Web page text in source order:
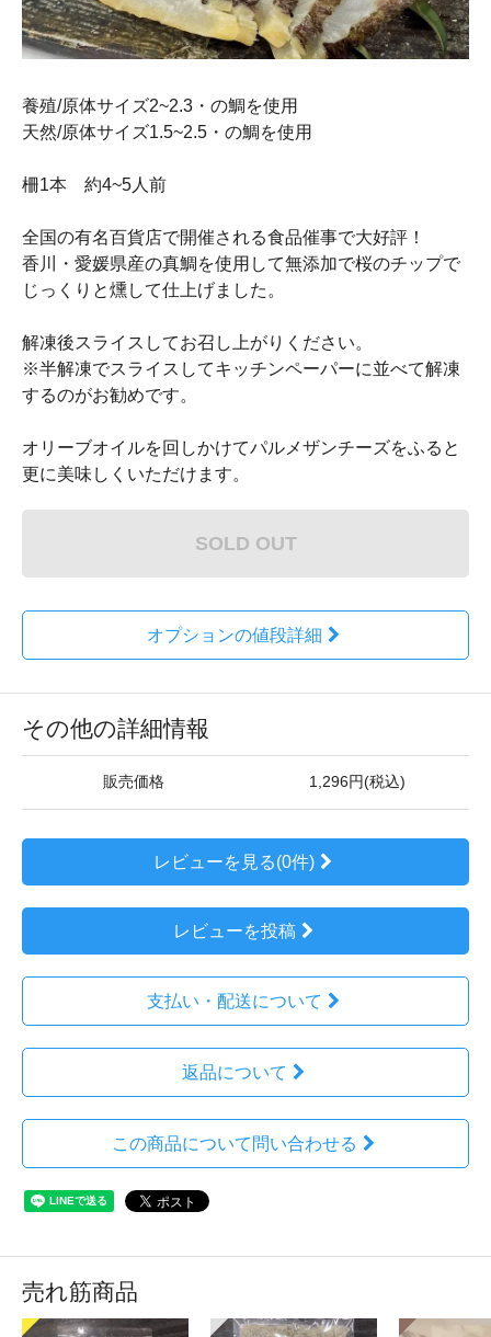
養殖/原体サイズ2~2.3・の鯛を使用
天然/原体サイズ1.5~2.5・の鯛を使用
柵1本 約4~5人前
全国の有名百貨店で開催される食品催事で大好評！
香川・愛媛県産の真鯛を使用して無添加で桜のチップで
じっくりと燻して仕上げました。
解凍後スライスしてお召し上がりください。
※半解凍でスライスしてキッチンペーパーに並べて解凍
するのがお勧めです。
オリーブオイルを回しかけてパルメザンチーズをふると
更に美味しくいただけます。
SOLD OUT
オプションの値段詳細
その他の詳細情報
販売価格 1,296円(税込)
レビューを見る(0件)
レビューを投稿
支払い・配送について
返品について
この商品について問い合わせる
売れ筋商品